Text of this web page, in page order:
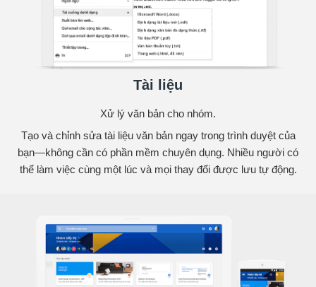
Tài liệu
Xử lý văn bản cho nhóm.
Tạo và chỉnh sửa tài liệu văn bản ngay trong trình duyệt của
bạn—không cần có phần mềm chuyên dụng. Nhiều người có
thể làm việc cùng một lúc và mọi thay đổi được lưu tự động.